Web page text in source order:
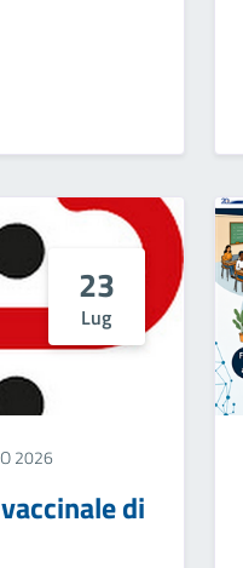
23
Lug
2026
di